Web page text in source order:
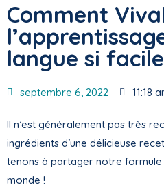
Comment
langue si
septembre 6, 2022 11:18
Il n’est généralement pas très
ingrédients d’une délicieuse
tenons à partager notre
monde !